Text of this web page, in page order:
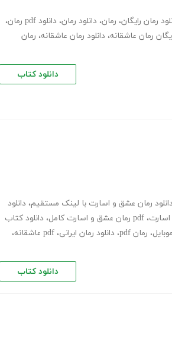
رمان رایگان، رمان، دانلود رمان، دانلود pdf رمان
،
رمان عاشقانه، دانلود رمان عاشقانه، رمان
دانلود کتاب
دانلود رمان عشق و اسارت با لینک مستقیم، دانلود
، pdf رمان عشق و اسارت کامل ، دانلود کتاب
، رمان pdf ، دانلود رمان ایرانی، pdf عاشقانه
،
دانلود کتاب